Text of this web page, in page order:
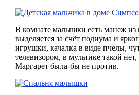
В комнате малышки есть манеж из
выделяется за счёт подиума и
игрушки, качалка в виде пчелы,
телевизором, в мультике такой
Маргарет была-бы не против.